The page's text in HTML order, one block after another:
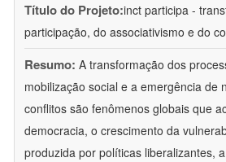
Título do Projeto:inct participa -
participação, do associativismo e do
Resumo: A transformação dos
mobilização social e a emergência de
conflitos são fenômenos globais que
democracia, o crescimento da
produzida por políticas liberalizantes,